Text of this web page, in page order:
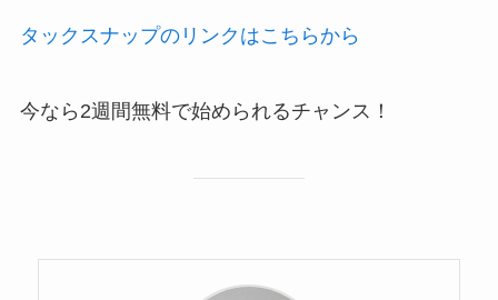
タックスナップのリンクはこちらから
今なら2週間無料で始められるチャンス！